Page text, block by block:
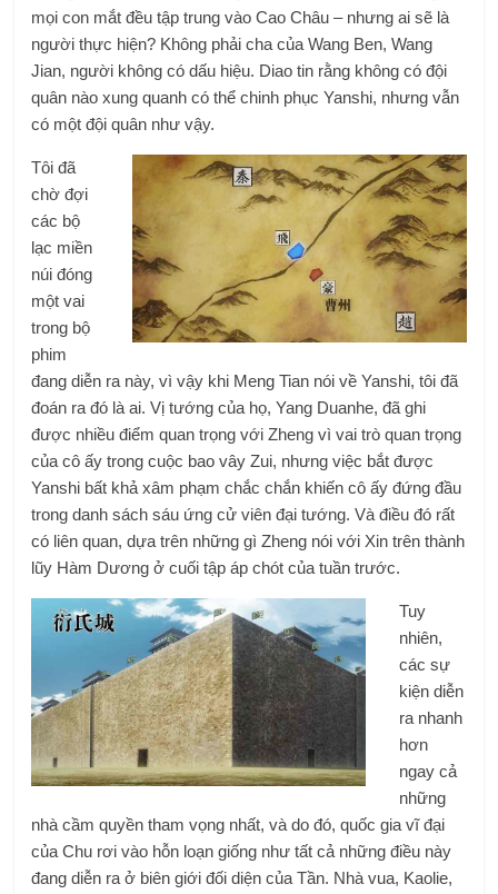
mọi con mắt đều tập trung vào Cao Châu – nhưng ai sẽ là
người thực hiện? Không phải cha của Wang Ben, Wang
Jian, người không có dấu hiệu. Diao tin rằng không có đội
quân nào xung quanh có thể chinh phục Yanshi, nhưng vẫn
có một đội quân như vậy.
Tôi đã
chờ đợi
các bộ
lạc miền
núi đóng
một vai
trong bộ
phim
đang diễn ra này, vì vậy khi Meng Tian nói về Yanshi, tôi đã
đoán ra đó là ai. Vị tướng của họ, Yang Duanhe, đã ghi
được nhiều điểm quan trọng với Zheng vì vai trò quan trọng
của cô ấy trong cuộc bao vây Zui, nhưng việc bắt được
Yanshi bất khả xâm phạm chắc chắn khiến cô ấy đứng đầu
trong danh sách sáu ứng cử viên đại tướng. Và điều đó rất
có liên quan, dựa trên những gì Zheng nói với Xin trên thành
lũy Hàm Dương ở cuối tập áp chót của tuần trước.
Tuy
nhiên,
các sự
kiện diễn
ra nhanh
hơn
ngay cả
những
nhà cầm quyền tham vọng nhất, và do đó, quốc gia vĩ đại
của Chu rơi vào hỗn loạn giống như tất cả những điều này
đang diễn ra ở biên giới đối diện của Tần. Nhà vua, Kaolie,